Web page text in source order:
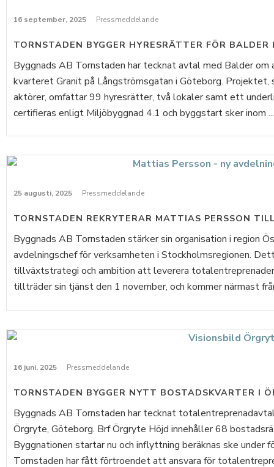
16 september, 2025 Pressmeddelande
TORNSTADEN BYGGER HYRESRÄTTER FÖR
Byggnads AB Tornstaden har tecknat avtal med Balder
kvarteret Granit på Långströmsgatan i Göteborg. Projektet,
aktörer, omfattar 99 hyresrätter, två lokaler samt ett
certifieras enligt Miljöbyggnad 4.1 och byggstart sker inom ...
25 augusti, 2025 Pressmeddelande
TORNSTADEN REKRYTERAR MATTIAS PERSSON
Byggnads AB Tornstaden stärker sin organisation i region
avdelningschef för verksamheten i Stockholmsregionen.
tillväxtstrategi och ambition att leverera
tillträder sin tjänst den 1 november, och kommer närmast
16 juni, 2025 Pressmeddelande
TORNSTADEN BYGGER NYTT BOSTADSKVARTER I
Byggnads AB Tornstaden har tecknat
Örgryte, Göteborg. Brf Örgryte Höjd innehåller 68
Byggnationen startar nu och inflyttning beräknas ske
Tornstaden har fått förtroendet att ansvara för